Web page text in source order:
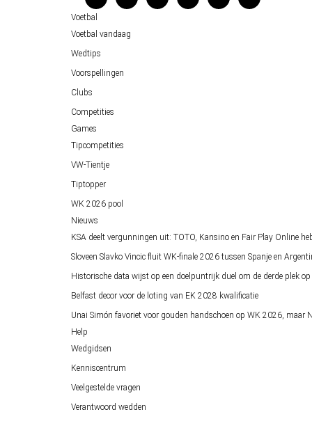
Over ons
Voetbal
Voetbal vandaag
Wedtips
Voorspellingen
Clubs
Competities
Games
Tipcompetities
VW-Tientje
Tiptopper
WK 2026 pool
Nieuws
KSA deelt vergunningen uit: TOTO, Kansino en Fair Play Online
Sloveen Slavko Vincic fluit WK-finale 2026 tussen Spanje en
Historische data wijst op een doelpuntrijk duel om de derde plek
Belfast decor voor de loting van EK 2028 kwalificatie
Unai Simón favoriet voor gouden handschoen op WK 2026, maar
Help
Wedgidsen
Kenniscentrum
Veelgestelde vragen
Verantwoord wedden